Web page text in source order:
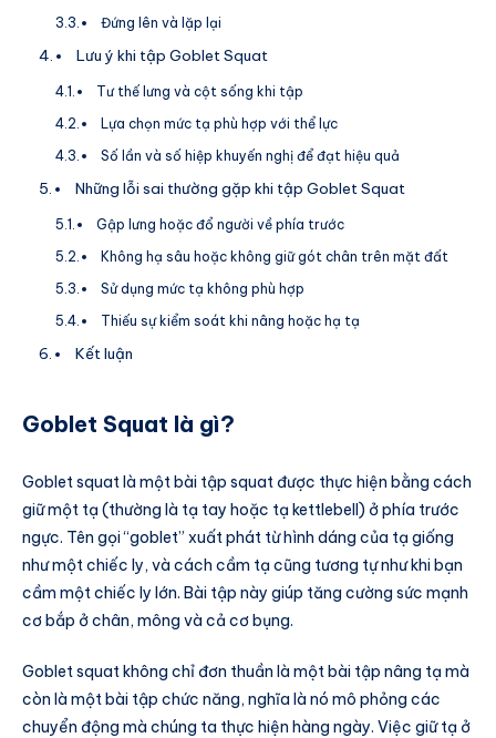
Đứng lên và lặp lại
Lưu ý khi tập Goblet Squat
Tư thế lưng và cột sống khi tập
Lựa chọn mức tạ phù hợp với thể lực
Số lần và số hiệp khuyến nghị để đạt hiệu quả
Những lỗi sai thường gặp khi tập Goblet Squat
Gập lưng hoặc đổ người về phía trước
Không hạ sâu hoặc không giữ gót chân trên mặt đất
Sử dụng mức tạ không phù hợp
Thiếu sự kiểm soát khi nâng hoặc hạ tạ
Kết luận
Goblet Squat là gì?
Goblet squat là một bài tập squat được thực hiện bằng cách
giữ một tạ (thường là tạ tay hoặc tạ kettlebell) ở phía trước
ngực. Tên gọi “goblet” xuất phát từ hình dáng của tạ giống
như một chiếc ly, và cách cầm tạ cũng tương tự như khi bạn
cầm một chiếc ly lớn. Bài tập này giúp tăng cường sức mạnh
cơ bắp ở chân, mông và cả cơ bụng.
Goblet squat không chỉ đơn thuần là một bài tập nâng tạ mà
còn là một bài tập chức năng, nghĩa là nó mô phỏng các
chuyển động mà chúng ta thực hiện hàng ngày. Việc giữ tạ ở